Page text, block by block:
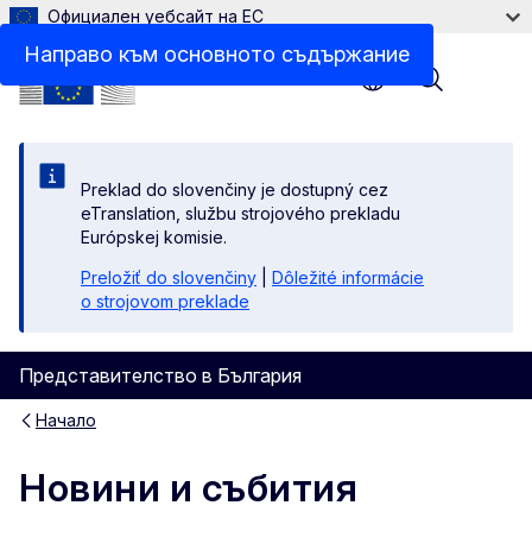
Направо към основното съдържание
Официален уебсайт на ЕС
Preklad do slovenčiny je dostupný cez
eTranslation, službu strojového prekladu
Európskej komisie.
Preložiť do slovenčiny
Dôležité informácie
o strojovom preklade
Представителство в България
Menu
Начало
Новини и събития